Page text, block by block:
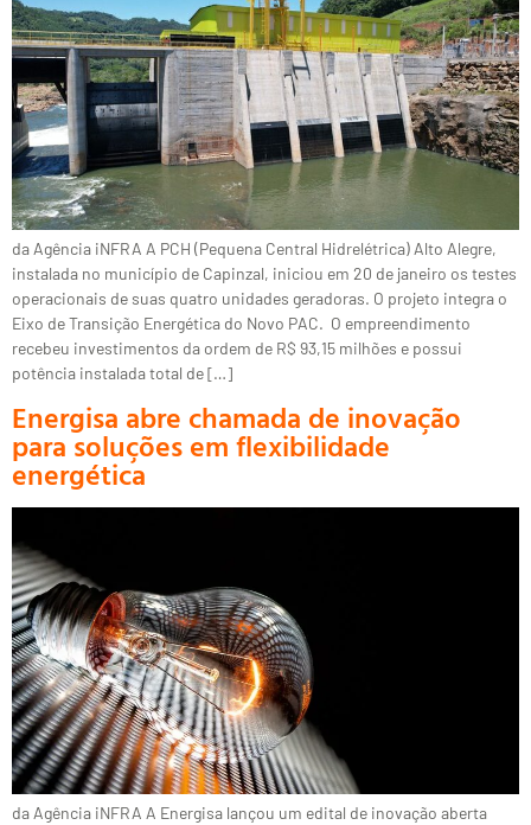
da Agência iNFRA A PCH (Pequena Central Hidrelétrica) Alto Alegre,
instalada no município de Capinzal, iniciou em 20 de janeiro os testes
operacionais de suas quatro unidades geradoras. O projeto integra o
Eixo de Transição Energética do Novo PAC. O empreendimento
recebeu investimentos da ordem de R$ 93,15 milhões e possui
potência instalada total de […]
Energisa abre chamada de inovação
para soluções em flexibilidade
energética
da Agência iNFRA A Energisa lançou um edital de inovação aberta